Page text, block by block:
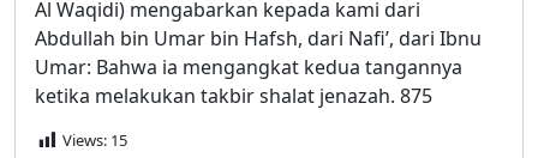
Al Waqidi) mengabarkan kepada kami dari
Abdullah bin Umar bin Hafsh, dari Nafi’, dari Ibnu
Umar: Bahwa ia mengangkat kedua tangannya
ketika melakukan takbir shalat jenazah. 875
Views: 15